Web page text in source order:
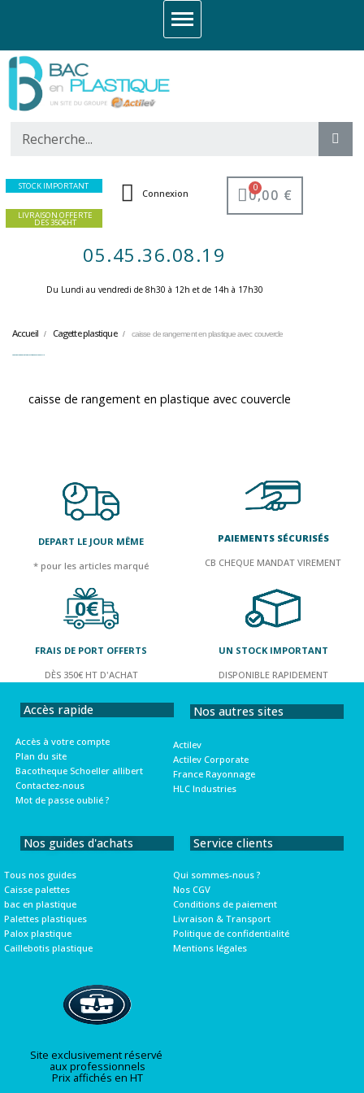
STOCK IMPORTANT
LIVRAISON OFFERTE
DES 350€HT
Connexion 0,00 €
05.45.36.08.19
Du Lundi au vendredi de 8h30 à 12h et de 14h à 17h30 ​
Accueil Cagette plastique caisse de rangement en plastique avec couvercle
caisse de rangement en plastique avec couvercle
DEPART LE JOUR MÊME
* pour les articles marqué
PAIEMENTS SÉCURISÉS
CB CHEQUE MANDAT VIREMENT
FRAIS DE PORT OFFERTS
DÈS 350€ HT D'ACHAT
UN STOCK IMPORTANT
DISPONIBLE RAPIDEMENT
Accès rapide
Accès à votre compte
Plan du site
Bacotheque Schoeller allibert
Contactez-nous
Mot de passe oublié ?
Nos autres sites
Actilev
Actilev Corporate
France Rayonnage
HLC Industries
Nos guides d'achats
Tous nos guides
Caisse palettes
bac en plastique
Palettes plastiques
Palox plastique
Caillebotis plastique
Service clients
Qui sommes-nous ?
Nos CGV
Conditions de paiement
Livraison & Transport
Politique de confidentialité
Mentions légales
Site exclusivement réservé
aux professionnels
Prix affichés en HT